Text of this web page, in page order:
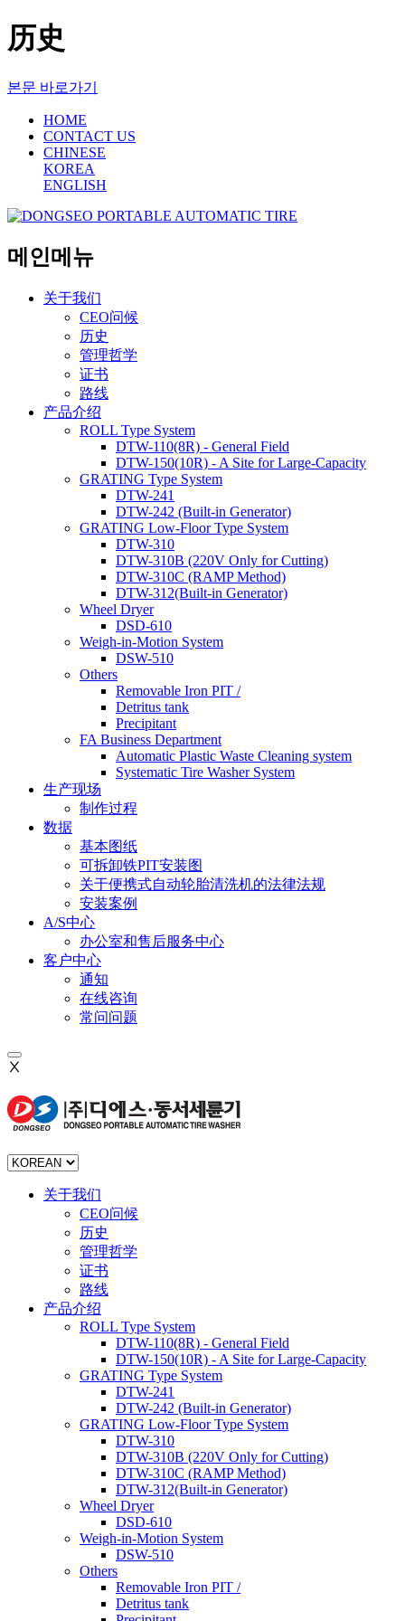
历史
본문 바로가기
HOME
CONTACT US
CHINESE
KOREA
ENGLISH
메인메뉴
关于我们
CEO问候
历史
管理哲学
证书
路线
产品介绍
ROLL Type System
DTW-110(8R) - General Field
DTW-150(10R) - A Site for Large-Capacity
GRATING Type System
DTW-241
DTW-242 (Built-in Generator)
GRATING Low-Floor Type System
DTW-310
DTW-310B (220V Only for Cutting)
DTW-310C (RAMP Method)
DTW-312(Built-in Generator)
Wheel Dryer
DSD-610
Weigh-in-Motion System
DSW-510
Others
Removable Iron PIT /
Detritus tank
Precipitant
FA Business Department
Automatic Plastic Waste Cleaning system
Systematic Tire Washer System
生产现场
制作过程
数据
基本图纸
可拆卸铁PIT安装图
关于便携式自动轮胎清洗机的法律法规
安装案例
A/S中心
办公室和售后服务中心
客户中心
通知
在线咨询
常问问题
Ⅹ
关于我们
CEO问候
历史
管理哲学
证书
路线
产品介绍
ROLL Type System
DTW-110(8R) - General Field
DTW-150(10R) - A Site for Large-Capacity
GRATING Type System
DTW-241
DTW-242 (Built-in Generator)
GRATING Low-Floor Type System
DTW-310
DTW-310B (220V Only for Cutting)
DTW-310C (RAMP Method)
DTW-312(Built-in Generator)
Wheel Dryer
DSD-610
Weigh-in-Motion System
DSW-510
Others
Removable Iron PIT /
Detritus tank